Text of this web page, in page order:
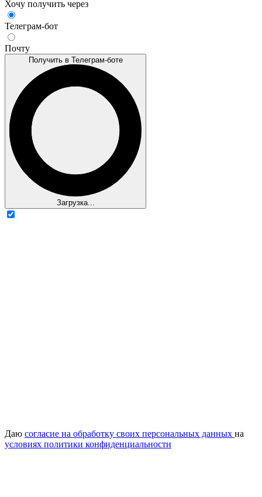
Хочу получить через
Телеграм-бот
Почту
Получить в Телеграм-боте
Загрузка...
Даю согласие на обработку своих персональных данных на
условиях политики конфиденциальности